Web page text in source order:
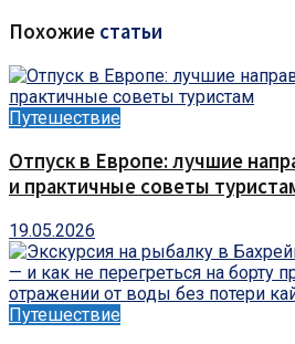
Похожие статьи
Путешествие
Отпуск в Европе: лучшие
и практичные советы
19.05.2026
Путешествие